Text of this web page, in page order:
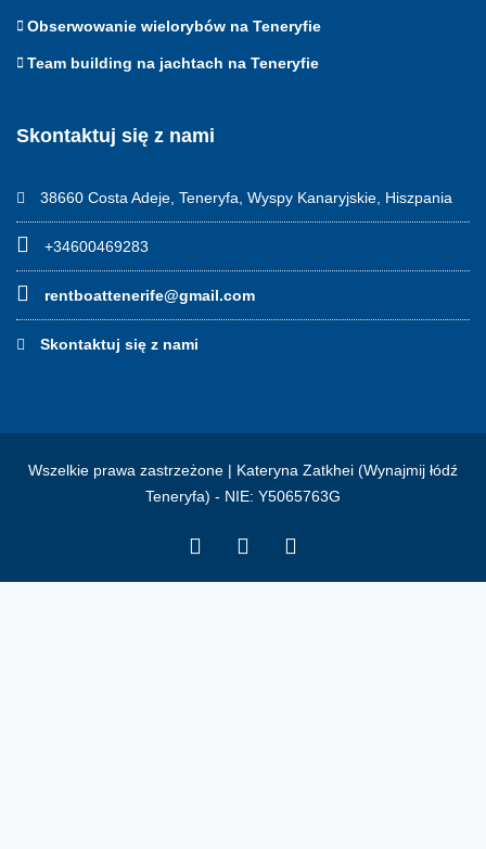
Obserwowanie wielorybów na Teneryfie
Team building na jachtach na Teneryfie
Skontaktuj się z nami
38660 Costa Adeje, Teneryfa, Wyspy Kanaryjskie, Hiszpania
+34600469283
rentboattenerife@gmail.com
Skontaktuj się z nami
Wszelkie prawa zastrzeżone | Kateryna Zatkhei (Wynajmij łódź
Teneryfa) - NIE: Y5065763G